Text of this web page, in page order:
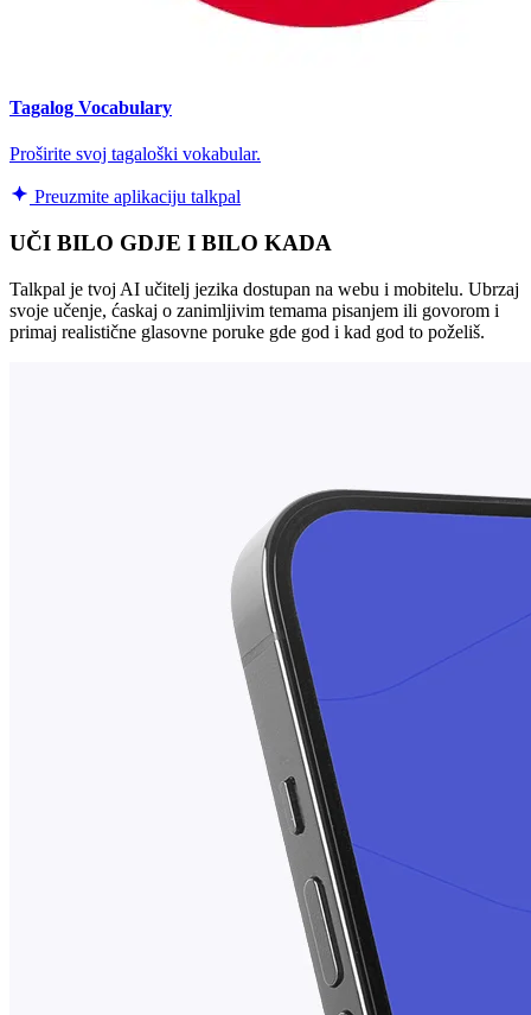
Tagalog Vocabulary
Proširite svoj tagaloški vokabular.
Preuzmite aplikaciju talkpal
UČI BILO GDJE I BILO KADA
Talkpal je tvoj AI učitelj jezika dostupan na webu i mobitelu. Ubrzaj
svoje učenje, ćaskaj o zanimljivim temama pisanjem ili govorom i
primaj realistične glasovne poruke gde god i kad god to poželiš.